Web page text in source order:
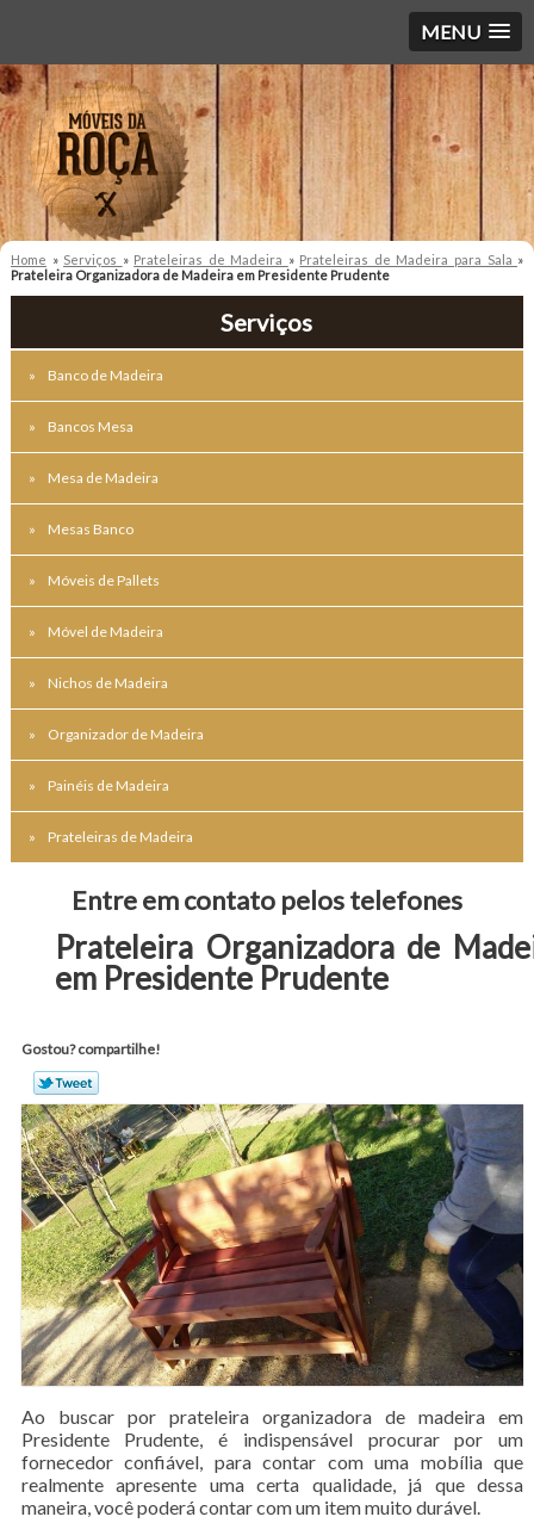
MENU
Home » Serviços » Prateleiras de Madeira » Prateleiras de Madeira para Sala »
Prateleira Organizadora de Madeira em Presidente Prudente
Serviços
Banco de Madeira
Bancos Mesa
Mesa de Madeira
Mesas Banco
Móveis de Pallets
Móvel de Madeira
Nichos de Madeira
Organizador de Madeira
Painéis de Madeira
Prateleiras de Madeira
Entre em contato pelos telefones
Prateleira Organizadora de
em Presidente Prudente
Gostou? compartilhe!
Ao buscar por prateleira organizadora de madeira em
Presidente Prudente, é indispensável procurar por um
fornecedor confiável, para contar com uma mobília que
realmente apresente uma certa qualidade, já que dessa
maneira, você poderá contar com um item muito durável.